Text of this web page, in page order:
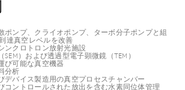
ポンプ、クライオポンプ、ターボ分子ポンプと組
達真空レベルを改善
ンクロトロン放射光施設
）および透過型電子顕微鏡（TEM）
び可能な真空機器
分析
デバイス製造用の真空プロセスチャンバー
コントロールされた放出を含む水素同位体管理